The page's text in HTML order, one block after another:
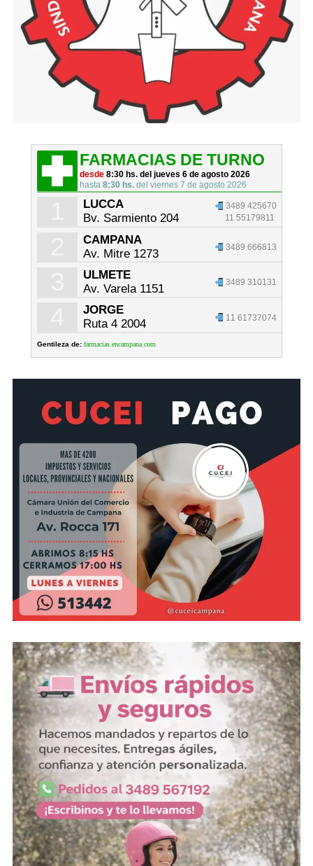
FARMACIAS DE TURNO
desde8:30 hs. del jueves 6 de agosto 2026
hasta8:30 hs. del viernes 7 de agosto 2026
LUCCA
Bv. Sarmiento 204
3489 425670
11 55179811
CAMPANA
Av. Mitre 1273
3489 666813
ULMETE
Av. Varela 1151
3489 310131
JORGE
Ruta 4 2004
11 61737074
Gentileza de: farmacias.encampana.com